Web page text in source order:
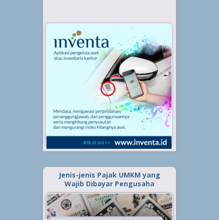
Jenis-jenis Pajak UMKM yang
Wajib Dibayar Pengusaha
Diterbitkan tanggal 25 Jan 2022, dalam kategori
Bisnis
.